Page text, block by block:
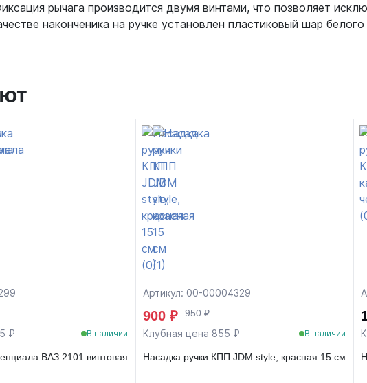
рычага производится двумя винтами, что позволяет
наконченика на ручке установлен пластиковый шар белого
₽ В наличии
ВАЗ 2101 винтовая
Артикул: 00-00004329
900 ₽ 950 ₽
Клубная цена 855 ₽ В наличии
Насадка ручки КПП JDM style, красная 15 см